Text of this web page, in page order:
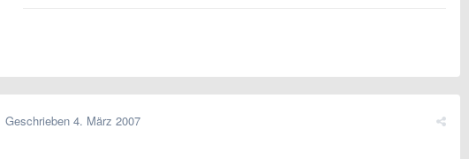
Geschrieben 4. März 2007